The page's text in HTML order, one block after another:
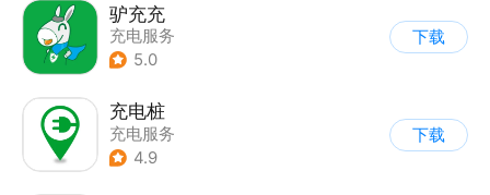
驴充充
充电服务
5.0
下载
充电桩
充电服务
4.9
下载